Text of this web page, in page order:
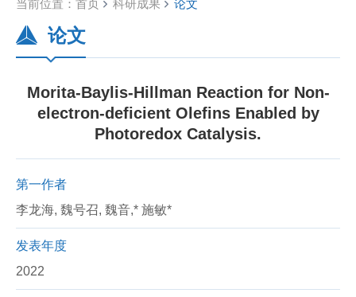
当前位置： 首页 科研成果 论文
论文
Morita-Baylis-Hillman Reaction for Non-
electron-deficient Olefins Enabled by
Photoredox Catalysis.
第一作者
李龙海, 魏号召, 魏音,* 施敏*
发表年度
2022